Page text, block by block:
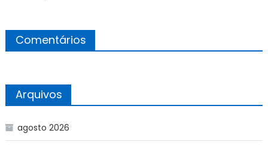
Comentários
Arquivos
agosto 2026